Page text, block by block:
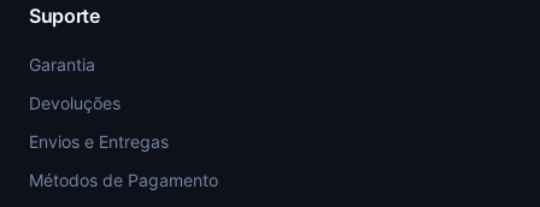
Suporte
Garantia
Devoluções
Envios e Entregas
Métodos de Pagamento